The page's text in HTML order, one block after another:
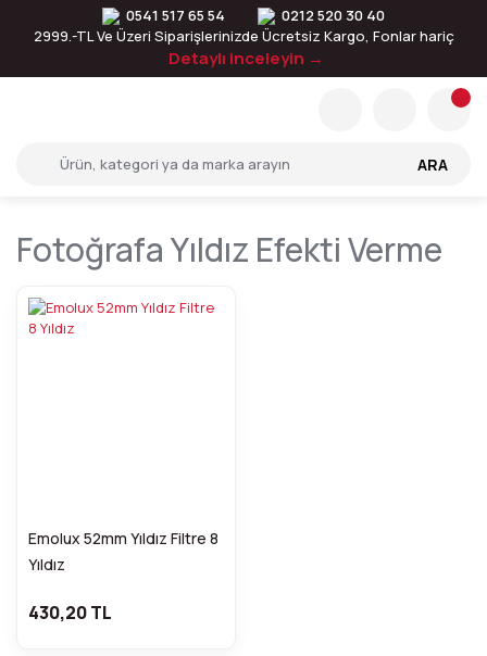
0541 517 65 54
0212 520 30 40
2999.-TL Ve Üzeri Siparişlerinizde Ücretsiz Kargo, Fonlar hariç
Detaylı inceleyin →
ARA
Fotoğrafa Yıldız Efekti Verme
Emolux 52mm Yıldız Filtre 8
Yıldız
430,20 TL